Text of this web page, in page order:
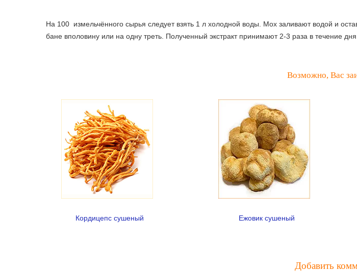
На 100 измельчённого сырья следует взять 1 л холодной воды. Мох заливают водой и
бане вполовину или на одну треть. Полученный экстракт принимают 2-3 раза в течение
Возможно, Вас
Кордицепс сушеный Ежовик сушеный
Добавить